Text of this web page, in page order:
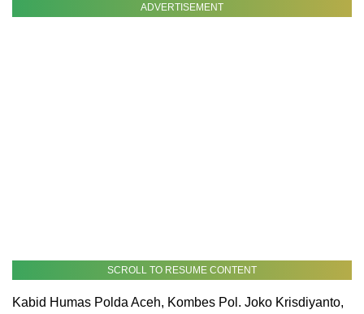
ADVERTISEMENT
SCROLL TO RESUME CONTENT
Kabid Humas Polda Aceh, Kombes Pol. Joko Krisdiyanto,